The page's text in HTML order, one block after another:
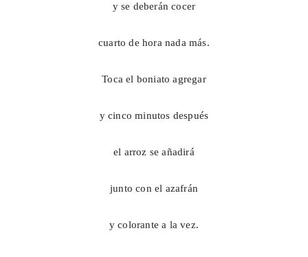
y se deberán cocer
cuarto de hora nada más.
Toca el boniato agregar
y cinco minutos después
el arroz se añadirá
junto con el azafrán
y colorante a la vez.